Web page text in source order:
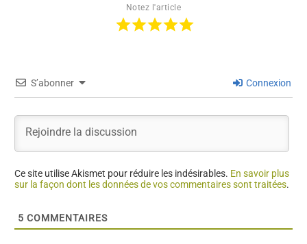
Notez l'article
S’abonner Connexion
Ce site utilise Akismet pour réduire les indésirables. En savoir plus
sur la façon dont les données de vos commentaires sont traitées.
5 COMMENTAIRES